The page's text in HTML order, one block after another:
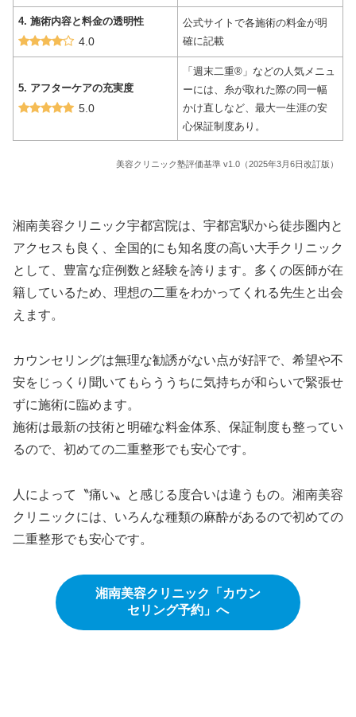
4. 施術内容と料金の透明性
4.0
公式サイトで各施術の料金が明
確に記載
5. アフターケアの充実度
5.0
「週末二重®」などの人気メニュ
ーには、糸が取れた際の同一幅
かけ直しなど、最大一生涯の安
心保証制度あり。
美容クリニック塾評価基準 v1.0（2025年3月6日改訂版）
湘南美容クリニック宇都宮院は、宇都宮駅から徒歩圏内と
アクセスも良く、全国的にも知名度の高い大手クリニック
として、豊富な症例数と経験を誇ります。多くの医師が在
籍しているため、理想の二重をわかってくれる先生と出会
えます。
カウンセリングは無理な勧誘がない点が好評で、希望や不
安をじっくり聞いてもらううちに気持ちが和らいで緊張せ
ずに施術に臨めます。
施術は最新の技術と明確な料金体系、保証制度も整ってい
るので、初めての二重整形でも安心です。
人によって〝痛い〟と感じる度合いは違うもの。湘南美容
クリニックには、いろんな種類の麻酔があるので初めての
二重整形でも安心です。
湘南美容クリニック「カウン
セリング予約」へ